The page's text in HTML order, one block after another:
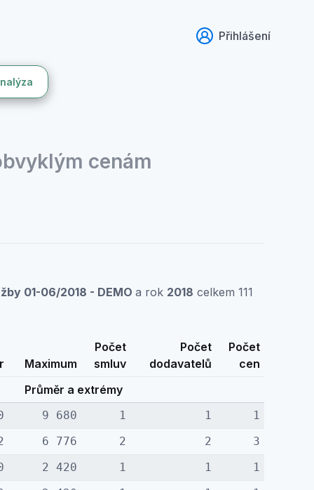
Přihlášení
cenám
01-06/2018 - DEMOa rok 2018 celkem 111
Maximum
Počet
smluv
Počet
dodavatelů
Počet
cen
Průměr a extrémy
9 680 1 1 1
6 776 2 2 3
2 420 1 1 1